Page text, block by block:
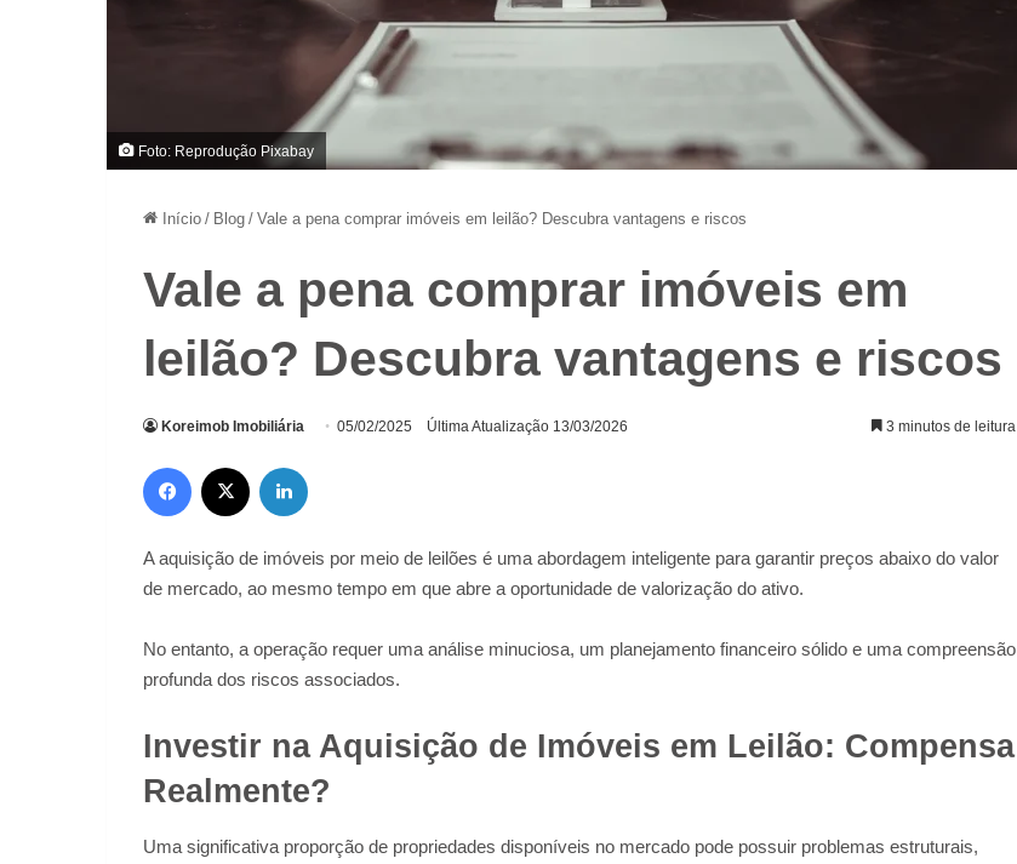
Foto: Reprodução Pixabay
Início / Blog / Vale a pena comprar imóveis em leilão? Descubra vantagens e riscos
Vale a pena comprar imóveis em
leilão? Descubra vantagens e riscos
Koreimob Imobiliária 05/02/2025 Última Atualização 13/03/2026 3 minutos de leitura
Facebook
A aquisição de imóveis por meio de leilões é uma abordagem inteligente para garantir preços abaixo do valor
de mercado, ao mesmo tempo em que abre a oportunidade de valorização do ativo.
No entanto, a operação requer uma análise minuciosa, um planejamento financeiro sólido e uma compreensão
profunda dos riscos associados.
Investir na Aquisição de Imóveis em Leilão: Compensa
Realmente?
Uma significativa proporção de propriedades disponíveis no mercado pode possuir problemas estruturais,